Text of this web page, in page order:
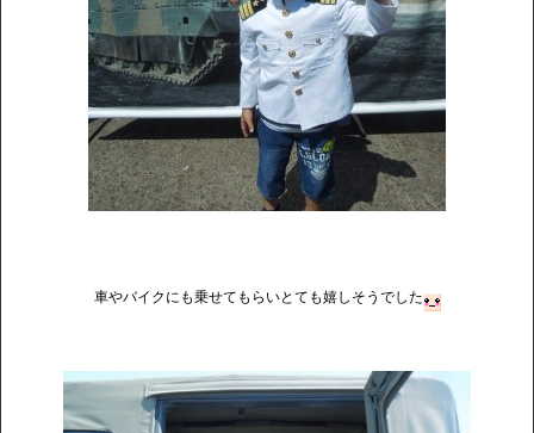
車やバイクにも乗せてもらいとても嬉しそうでした